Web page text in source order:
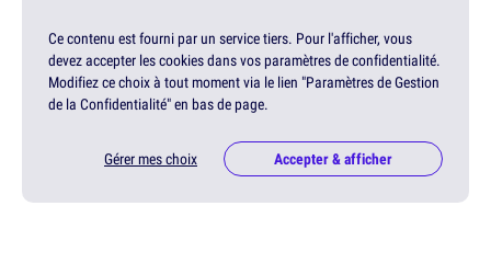
Ce contenu est fourni par un service tiers. Pour l'afficher, vous
devez accepter les cookies dans vos paramètres de confidentialité.
Modifiez ce choix à tout moment via le lien "Paramètres de Gestion
de la Confidentialité" en bas de page.
Gérer mes choix Accepter & afficher